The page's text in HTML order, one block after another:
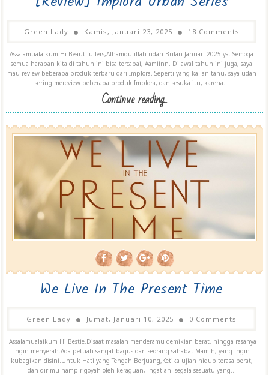
Green Lady Kamis, Januari 23, 2025 18 Comments
Assalamualaikum Hi Beautifullers,Alhamdulillah udah Bulan Januari 2025 ya. Semoga
semua harapan kita di tahun ini bisa tercapai, Aamiinn. Di awal tahun ini juga, saya
mau review beberapa produk terbaru dari Implora. Seperti yang kalian tahu, saya udah
sering mereview beberapa produk Implora, dan sesuka itu, karena...
Continue reading...
We Live In The Present Time
Green Lady Jumat, Januari 10, 2025 0 Comments
Assalamualaikum Hi Bestie,Disaat masalah menderamu demikian berat, hingga rasanya
ingin menyerah.Ada petuah sangat bagus dari seorang sahabat Mamih, yang ingin
kubagikan disini.Untuk Hati yang Tengah Berjuang,Ketika ujian hidup terasa berat,
dan dirimu hampir goyah oleh keraguan, ingatlah: segala sesuatu yang...